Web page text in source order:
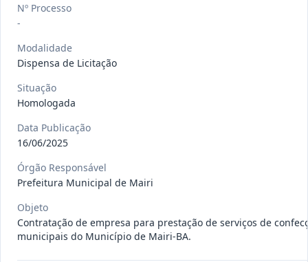
Pregão
Situação:
013/2026
Pregão
Eletrônico
insumos farmacêuticos e
Situação Publicada
009/2026
Credenciamento
credenciamento de pessoa
jurídica para prestação de
Nº Processo
-
Modalidade
Dispensa de Licitação
Situação
Homologada
Data Publicação
16/06/2025
Órgão Responsável
Prefeitura Municipal de Mairi
Objeto
Contratação de empresa para prestação de serviços de
municipais do Município de Mairi-BA.